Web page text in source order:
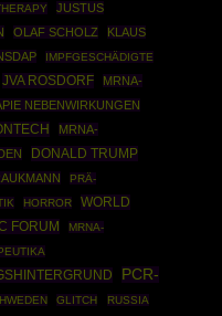
JUSTUS
OLAF SCHOLZ
KLAUS
IMPFGESCHÄDIGTE
JVA ROSDORF
MRNA-
NEBENWIRKUNGEN
MRNA-
DONALD TRUMP
PRÄ-
HORROR
WORLD
FORUM
MRNA-
PCR-
GLITCH
RUSSIA